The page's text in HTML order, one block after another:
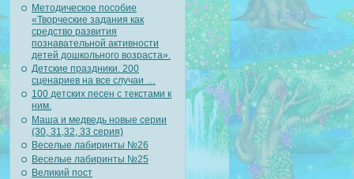
Методическое пособие
«Творческие задания как
средство развития
познавательной активности
детей дошкольного возраста».
Детские праздники. 200
сценариев на все случаи …
100 детских песен с текстами к
ним.
Маша и медведь новые серии
(30, 31,32, 33 серия)
Веселые лабиринты №26
Веселые лабиринты №25
Великий пост